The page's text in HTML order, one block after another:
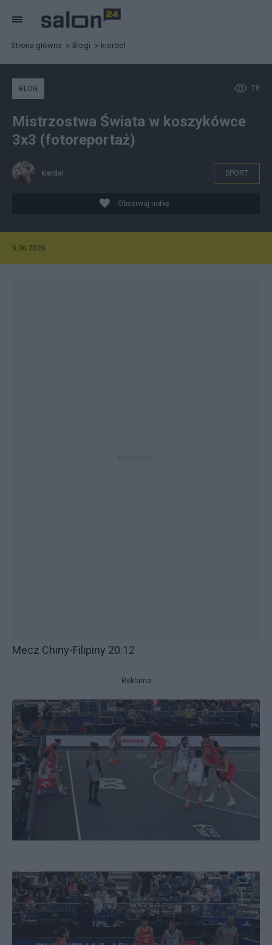
Strona główna Blogi kierdel
78
BLOG
Mistrzostwa Świata w koszykówce
3x3 (fotoreportaż)
kierdel SPORT
Obserwuj notkę
5.06.2026
Mecz Chiny-Filipiny 20:12
Reklama